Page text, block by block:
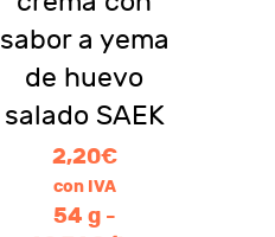
sabor a yema
de huevo
salado SAEK
2,20€
con IVA
54 g -